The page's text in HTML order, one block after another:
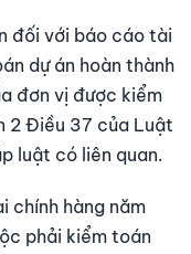
đối với báo cáo tài
dự án hoàn thành
đơn vị được kiểm
2 Điều 37 của Luật
luật có liên quan.
chính hàng năm
phải kiểm toán